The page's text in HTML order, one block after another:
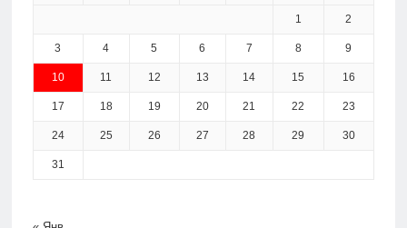
1 2
3 4 5 6 7 8 9
10 11 12 13 14 15 16
17 18 19 20 21 22 23
24 25 26 27 28 29 30
31